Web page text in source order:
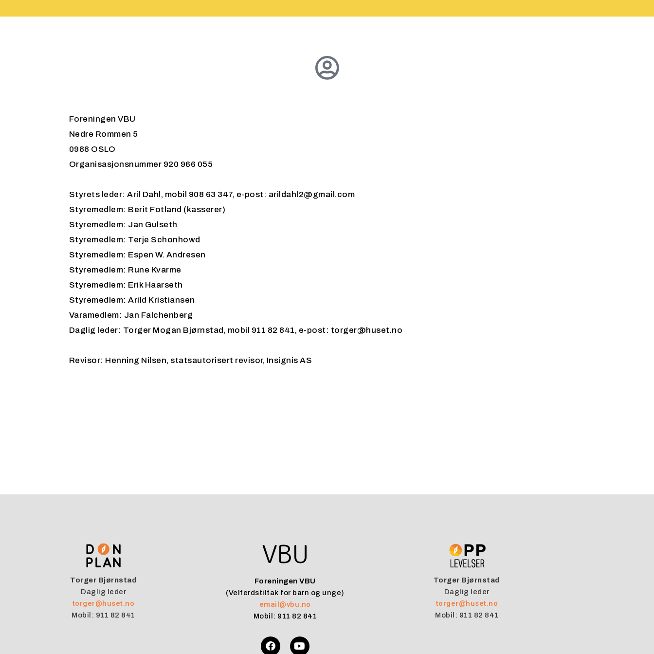
Foreningen VBU
Nedre Rommen 5
0988 OSLO
Organisasjonsnummer 920 966 055
Styrets leder: Aril Dahl, mobil 908 63 347, e-post: arildahl2@gmail.com
Styremedlem: Berit Fotland (kasserer)
Styremedlem: Jan Gulseth
Styremedlem: Terje Schonhowd
Styremedlem: Espen W. Andresen
Styremedlem: Rune Kvarme
Styremedlem: Erik Haarseth
Styremedlem: Arild Kristiansen
Varamedlem: Jan Falchenberg
Daglig leder: Torger Mogan Bjørnstad, mobil 911 82 841, e-post: torger@huset.no
Revisor: Henning Nilsen, statsautorisert revisor, Insignis AS
Torger Bjørnstad
Daglig leder
torger@huset.no
Mobil: 911 82 841
VBU
Foreningen VBU
(Velferdstiltak for barn og unge)
email@vbu.no
Mobil: 911 82 841
Torger Bjørnstad
Daglig leder
torger@huset.no
Mobil: 911 82 841